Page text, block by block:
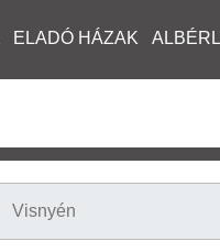
ELADÓ HÁZAK
Visnyén